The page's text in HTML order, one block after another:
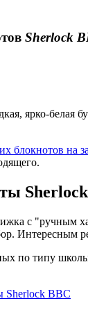
Sherlock
ярко-белая
блокнотов на
с "ручным
Интересным
по типу